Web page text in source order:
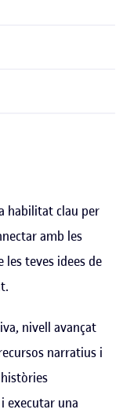
habilitat clau per
amb les
teves idees de
nivell avançat
narratius i
executar una